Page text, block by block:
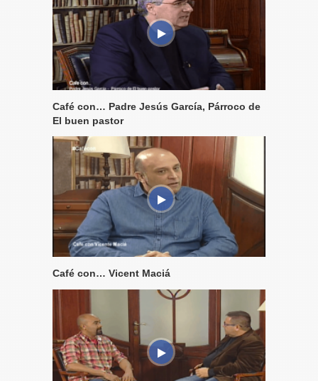
Café con… Padre Jesús García, Párroco de
El buen pastor
Café con… Vicent Maciá